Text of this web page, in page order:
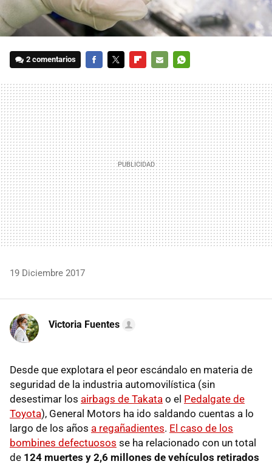
2 comentarios
MAIL
19 Diciembre 2017
Victoria Fuentes
Desde que explotara el peor escándalo en materia de
seguridad de la industria automovilística (sin
desestimar los airbags de Takata o el Pedalgate de
Toyota), General Motors ha ido saldando cuentas a lo
largo de los años a regañadientes. El caso de los
bombines defectuosos se ha relacionado con un total
de 124 muertes y 2,6 millones de vehículos retirados